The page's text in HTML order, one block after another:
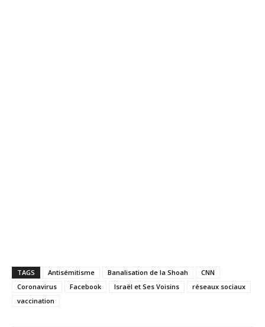
TAGS Antisémitisme Banalisation de la Shoah
CNN
Coronavirus
Facebook Israël et Ses Voisins
réseaux sociaux
vaccination